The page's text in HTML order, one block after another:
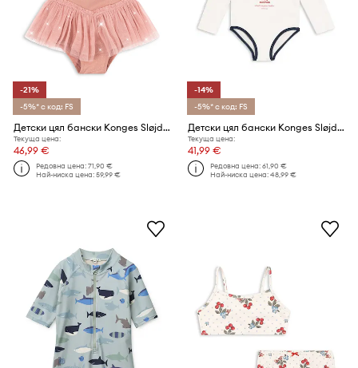
-21%
-5%* с код: FS
Детски цял бански Konges Sløjd AMANDINE SWIMSUIT
Текуща цена:
46,99 €
Редовна цена:71,90 €
Най-ниска цена:59,99 €
-14%
-5%* с код: FS
Детски цял бански Konges Sløjd VILJA LS SWIMSUIT GRS
Текуща цена:
41,99 €
Редовна цена:61,90 €
Най-ниска цена:48,99 €